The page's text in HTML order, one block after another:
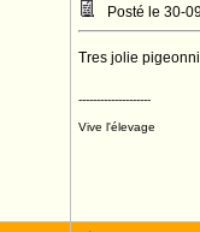
Posté le 30-
Tres jolie
--------------------
Vive l'élevage